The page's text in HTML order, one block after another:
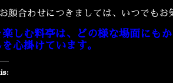
顔合わせにつきましては、いつでもお
しむ料亭は、どの様な場面にも
心掛けています。